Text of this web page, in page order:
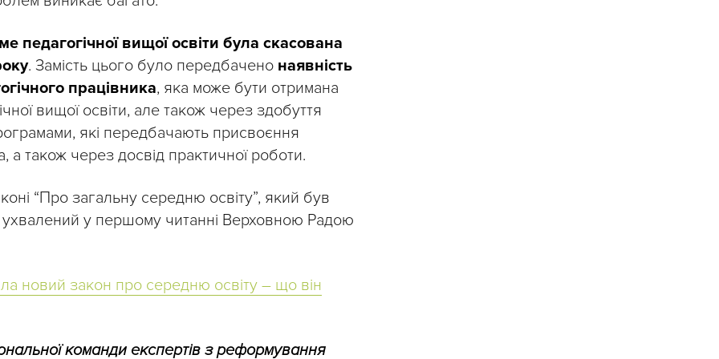
педагогічної вищої освіти була скасована
. Замість цього було передбачено наявність
працівника, яка може бути отримана
вищої освіти, але також через здобуття
які передбачають присвоєння
а також через досвід практичної роботи.
“Про загальну середню освіту”, який був
у першому читанні Верховною Радою
новий закон про середню освіту – що він
команди експертів з реформування